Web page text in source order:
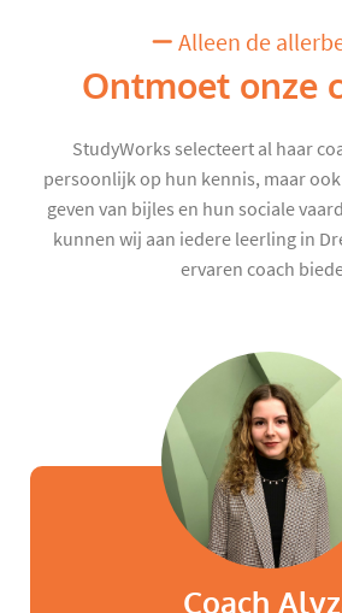
Alleen de
Ontmoet onze
StudyWorks selecteert al haar
persoonlijk op hun kennis, maar
geven van bijles en hun sociale
kunnen wij aan iedere leerling in
ervaren coach
Coach